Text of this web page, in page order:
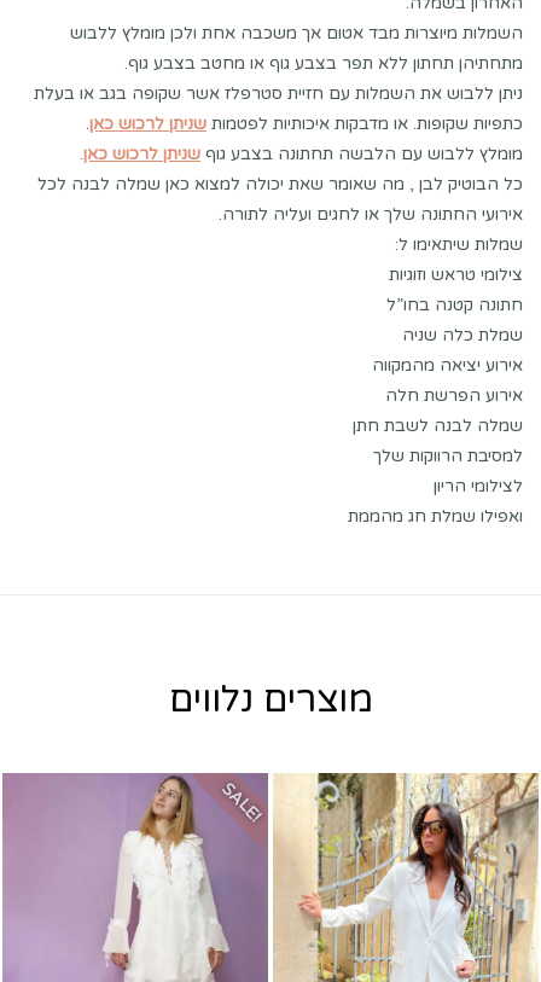
השמלות מיוצרות מבד אטום אך משכבה אחת ולכן מומלץ ללבוש
מתחתיהן תחתון ללא תפר בצבע גוף או מחטב בצבע גוף.
ניתן ללבוש את השמלות עם חזיית סטרפלז אשר שקופה בגב או בעלת
כתפיות שקופות. או מדבקות איכותיות לפטמות שניתן לרכוש כאן.
מומלץ ללבוש עם הלבשה תחתונה בצבע גוף שניתן לרכוש כאן.
כל הבוטיק לבן , מה שאומר שאת יכולה למצוא כאן שמלה לבנה לכל
אירועי החתונה שלך או לחגים ועליה לתורה.
שמלות שיתאימו ל:
צילומי טראש וזוגיות
חתונה קטנה בחו”ל
שמלת כלה שניה
אירוע יציאה מהמקווה
אירוע הפרשת חלה
שמלה לבנה לשבת חתן
למסיבת הרווקות שלך
לצילומי הריון
ואפילו שמלת חג מהממת
מוצרים נלווים
SALE!